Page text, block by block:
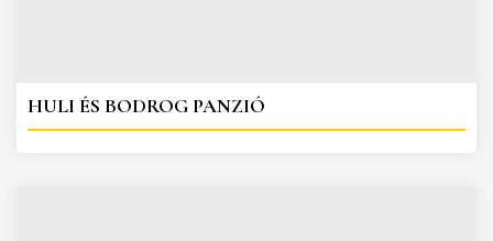
HULI ÉS BODROG PANZIÓ